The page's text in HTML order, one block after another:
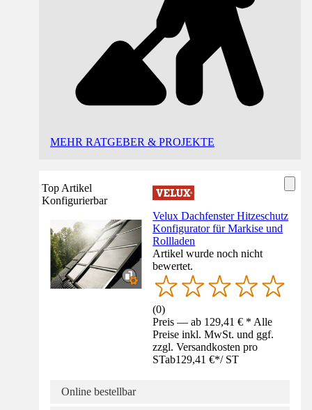
MEHR RATGEBER & PROJEKTE
Top Artikel
Konfigurierbar
Velux Dachfenster Hitzeschutz
Konfigurator für Markise und
Rollladen
Artikel wurde noch nicht
bewertet.
(0)
Preis — ab 129,41 € * Alle
Preise inkl. MwSt. und ggf.
zzgl. Versandkosten pro
STab129,41 €*/ ST
Online bestellbar